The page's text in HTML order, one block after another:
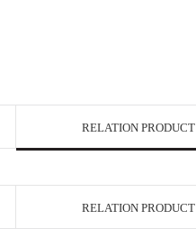
RELATION PRODUCT
RELATION PRODUCT